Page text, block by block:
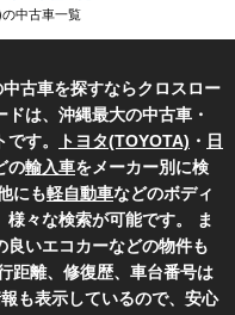
中古車一覧
中古車を探すならクロスロー
ドは、沖縄最大の中古車・
す。
トヨタ(TOYOTA) ・ 日
の輸入車をメーカー別に検
にも軽自動車などのボディ
様々な検索が可能です。 ま
良いエコカーなどの物件も
距離、修復歴、車台番号は
も表示しているので、安心